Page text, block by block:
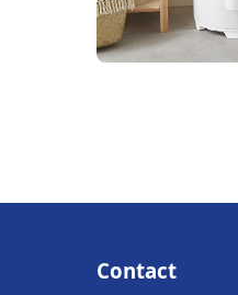
Contact